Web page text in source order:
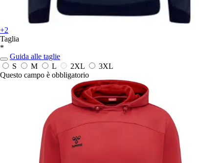
+2
Taglia
*
Guida alle taglie
S
M L 2XL
3XL
Questo campo è obbligatorio